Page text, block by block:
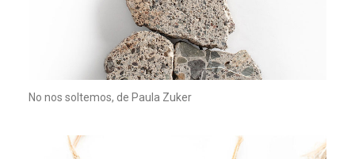
No nos soltemos, de Paula Zuker